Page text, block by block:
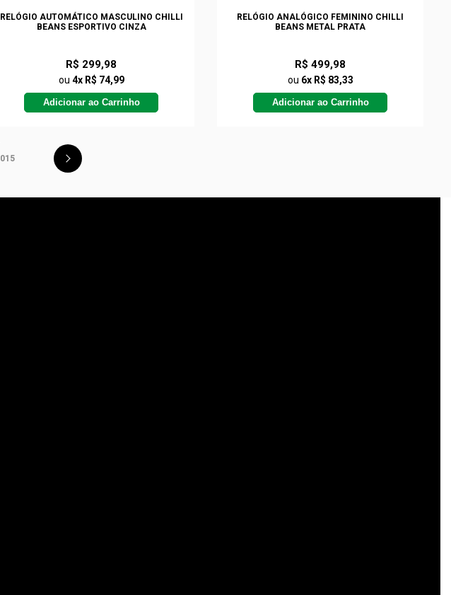
RELÓGIO AUTOMÁTICO MASCULINO CHILLI
BEANS ESPORTIVO CINZA
R$ 299,98
ou 4x R$ 74,99
Adicionar ao Carrinho
RELÓGIO ANALÓGICO FEMININO CHILLI
BEANS METAL PRATA
R$ 499,98
ou 6x R$ 83,33
Adicionar ao Carrinho
015